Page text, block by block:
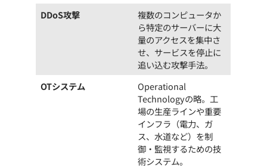
DDoS攻撃
複数のコンピュータか
ら特定のサーバーに大
量のアクセスを集中さ
せ、サービスを停止に
追い込む攻撃手法。
OTシステム
Operational
Technologyの略。工
場の生産ラインや重要
インフラ（電力、ガ
ス、水道など）を制
御・監視するための技
術システム。